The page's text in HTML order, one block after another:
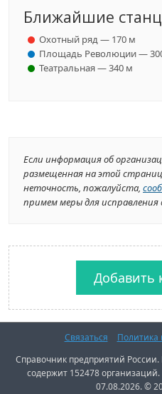
Ближайшие
Охотный ряд — 170 м
Площадь Революции —
Театральная — 340 м
Если информация об
размещенная на этой
неточность, пожалуйста,
примем меры для исправления
Добавить
Связаться
Политика
Справочник предприятий
содержит 152478
07.08.2026. ©